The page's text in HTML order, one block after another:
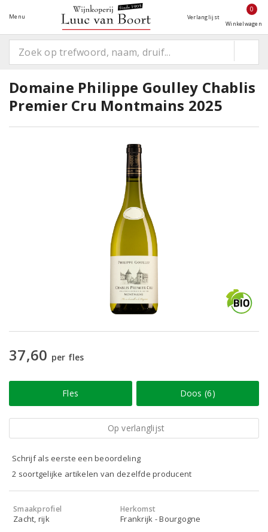
Menu Verlanglijst
0
Winkelwagen
Domaine Philippe Goulley Chablis
Premier Cru Montmains 2025
37,60 per fles
Fles Doos (6)
Op verlanglijst
Schrijf als eerste een beoordeling
2 soortgelijke artikelen van dezelfde producent
Smaakprofiel
Zacht, rijk
Herkomst
Frankrijk - Bourgogne